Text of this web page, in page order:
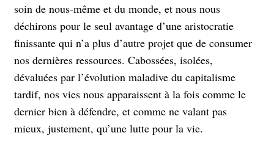
soin de nous-même et du monde, et nous nous
déchirons pour le seul avantage d’une aristocratie
finissante qui n’a plus d’autre projet que de consumer
nos dernières ressources. Cabossées, isolées,
dévaluées par l’évolution maladive du capitalisme
tardif, nos vies nous apparaissent à la fois comme le
dernier bien à défendre, et comme ne valant pas
mieux, justement, qu’une lutte pour la vie.